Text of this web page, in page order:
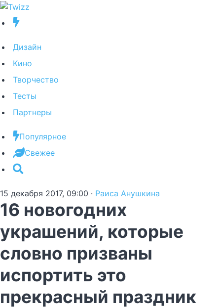
Дизайн
Кино
Творчество
Тесты
Партнеры
Популярное
Свежее
15 декабря 2017, 09:00 · Раиса Анушкина
16 новогодних
украшений, которые
словно призваны
испортить это
прекрасный праздник